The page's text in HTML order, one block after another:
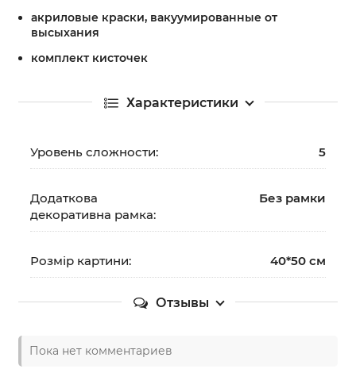
акриловые краски, вакуумированные от
высыхания
комплект кисточек
Характеристики
Уровень сложности: 5
Додаткова
декоративна рамка:
Без рамки
Розмір картини: 40*50 см
Отзывы
Пока нет комментариев